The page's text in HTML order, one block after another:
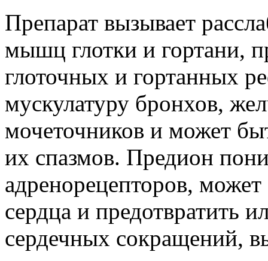
Препарат вызывает
мышц глотки и гортани,
глоточных и гортанных
мускулатуру бронхов,
мочеточников и может
их спазмов. Предион
адренорецепторов,
сердца и предотвратить
сердечных сокращений,